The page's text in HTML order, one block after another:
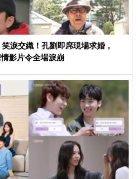
笑淚交織！孔劉即席現場求婚，
情影片令全場淚崩